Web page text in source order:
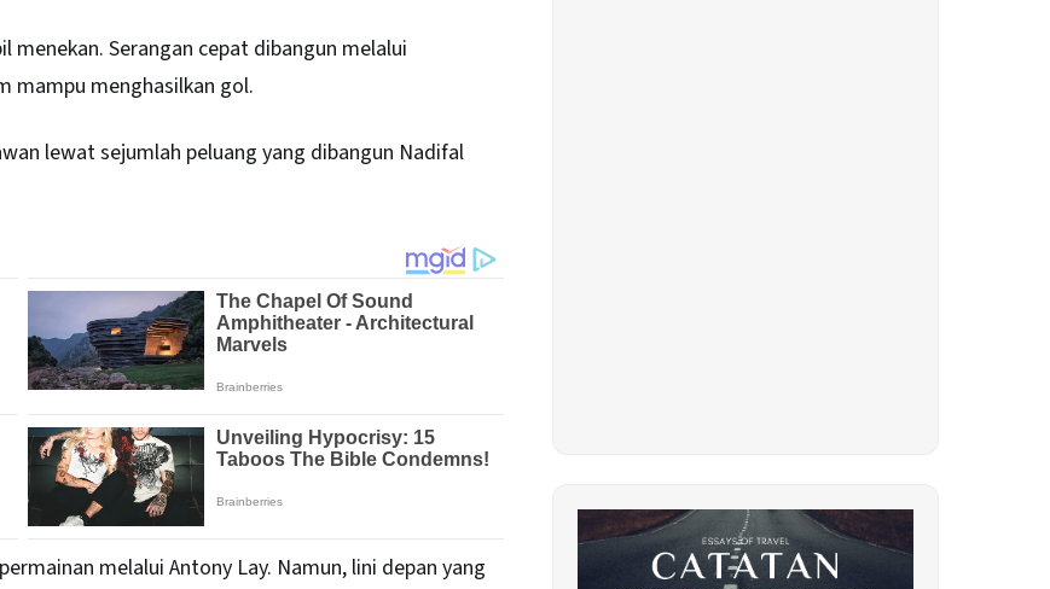
Serangan cepat dibangun melalui
mampu menghasilkan gol.
lewat sejumlah peluang yang dibangun Nadifal
melalui Antony Lay. Namun, lini depan yang